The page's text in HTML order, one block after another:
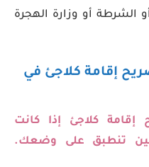
الشرطة أو وزارة الهجرة
إقامة كلاجئ في
كلاجئ إذا كانت
تنطبق على وضعك.